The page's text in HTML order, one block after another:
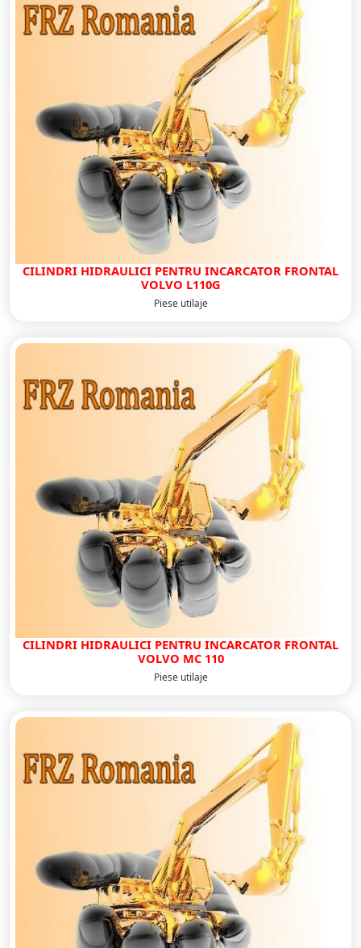
CILINDRI HIDRAULICI PENTRU INCARCATOR FRONTAL
VOLVO L110G
Piese utilaje
CILINDRI HIDRAULICI PENTRU INCARCATOR FRONTAL
VOLVO MC 110
Piese utilaje